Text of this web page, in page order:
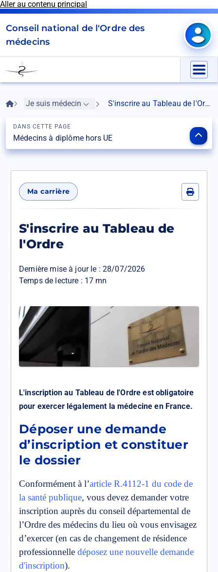
Aller au contenu principal
Menu
to
homepage
Conseil national de l'Ordre des
médecins
Mon
Fil
d'Ariane
AccueilJe suis médecin S'inscrire au Tableau de l'Ordre
DANS CETTE PAGE
le
Médecins à diplôme hors UE
Ma carrière
S'inscrire au Tableau de
l'Ordre
Dernière mise à jour le : 28/07/2026
Temps de lecture : 17 mn
L'inscription au Tableau de l'Ordre est obligatoire
pour exercer légalement la médecine en France.
Déposer une demande
d’inscription et constituer
le dossier
Conformément à l’article R.4112-1 du code de
la santé publique, vous devez demander votre
inscription auprès du conseil départemental de
l’Ordre des médecins du lieu où vous envisagez
d’exercer (en cas de changement de résidence
professionnelle déposez une nouvelle demande
d'inscription).
Panneau de gestion des cookies